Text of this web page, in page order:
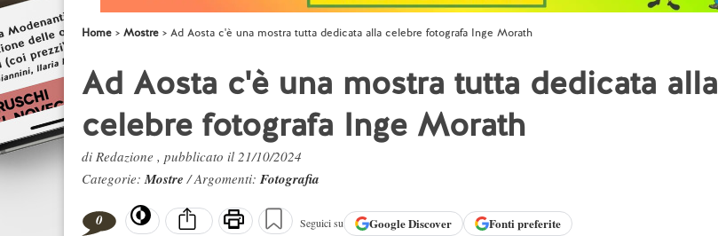
Home Mostre Ad Aosta c'è una mostra tutta dedicata alla celebre fotografa Inge Morath
Ad Aosta c'è una mostra tutta dedicata alla
celebre fotografa Inge Morath
di Redazione , pubblicato il 21/10/2024
Categorie:Mostre/ Argomenti: Fotografia
0 Seguici su GoogleDiscover Fonti preferite